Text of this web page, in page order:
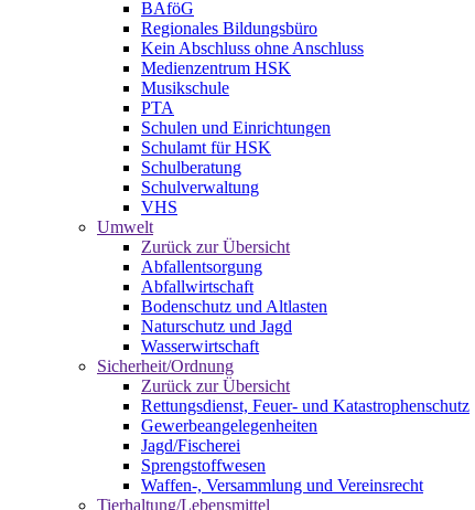
BAföG
Regionales Bildungsbüro
Kein Abschluss ohne Anschluss
Medienzentrum HSK
Musikschule
PTA
Schulen und Einrichtungen
Schulamt für HSK
Schulberatung
Schulverwaltung
VHS
Umwelt
Zurück zur Übersicht
Abfallentsorgung
Abfallwirtschaft
Bodenschutz und Altlasten
Naturschutz und Jagd
Wasserwirtschaft
Sicherheit/Ordnung
Zurück zur Übersicht
Rettungsdienst, Feuer- und Katastrophenschutz
Gewerbeangelegenheiten
Jagd/Fischerei
Sprengstoffwesen
Waffen-, Versammlung und Vereinsrecht
Tierhaltung/Lebensmittel